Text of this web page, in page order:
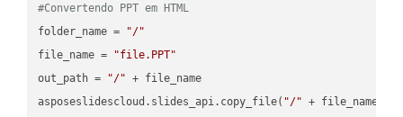
#Convertendo PPT em HTML
folder_name =
"/"
file_name =
"file.PPT"
out_path =
"/" + file_name
asposeslidescloud.slides_api.copy_file( "/" + file_name,